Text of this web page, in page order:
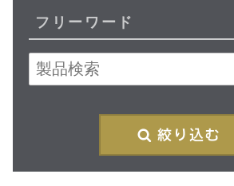
フリーワード